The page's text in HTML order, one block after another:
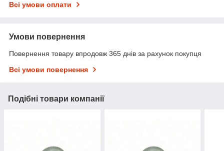
Всі умови оплати
Умови повернення
Повернення товару впродовж 365 днів за рахунок покупця
Всі умови повернення
Подібні товари компанії